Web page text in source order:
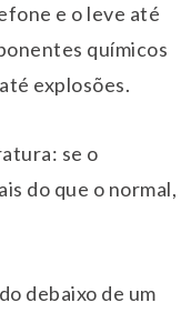
e o leve até
químicos
explosões.
se o
do que o normal,
debaixo de um